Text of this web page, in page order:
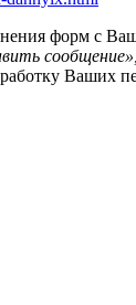
форм с
Ваших